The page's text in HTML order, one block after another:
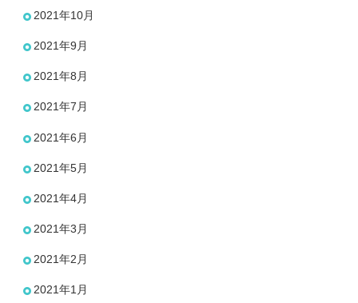
2021年10月
2021年9月
2021年8月
2021年7月
2021年6月
2021年5月
2021年4月
2021年3月
2021年2月
2021年1月